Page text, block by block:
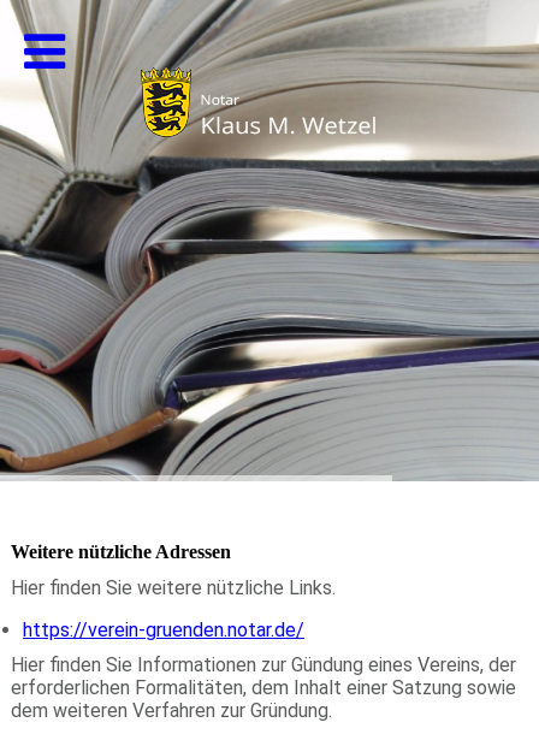
Weitere nützliche Adressen
Hier finden Sie weitere nützliche Links.
https://verein-gruenden.notar.de/
Hier finden Sie Informationen zur Gündung eines Vereins, der
erforderlichen Formalitäten, dem Inhalt einer Satzung sowie
dem weiteren Verfahren zur Gründung.